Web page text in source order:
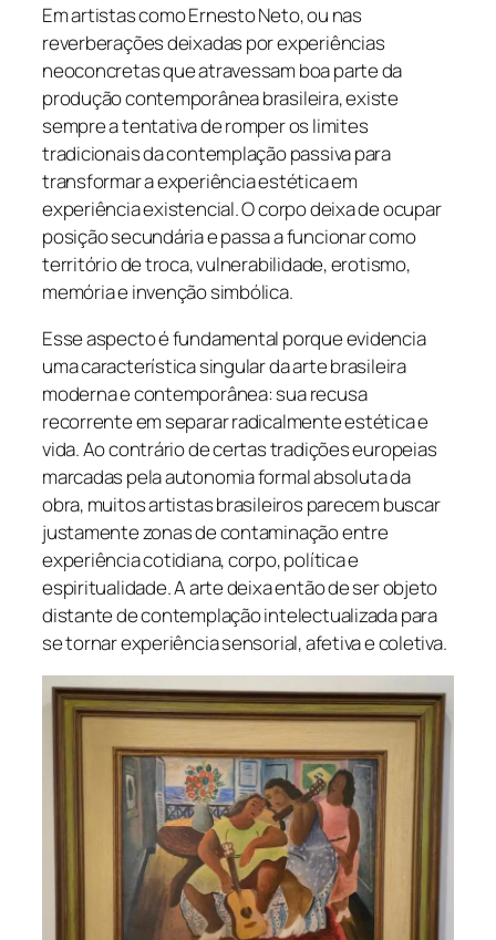
Em artistas como Ernesto Neto, ou nas
reverberações deixadas por experiências
neoconcretas que atravessam boa parte da
produção contemporânea brasileira, existe
sempre a tentativa de romper os limites
tradicionais da contemplação passiva para
transformar a experiência estética em
experiência existencial. O corpo deixa de ocupar
posição secundária e passa a funcionar como
território de troca, vulnerabilidade, erotismo,
memória e invenção simbólica.
Esse aspecto é fundamental porque evidencia
uma característica singular da arte brasileira
moderna e contemporânea: sua recusa
recorrente em separar radicalmente estética e
vida. Ao contrário de certas tradições europeias
marcadas pela autonomia formal absoluta da
obra, muitos artistas brasileiros parecem buscar
justamente zonas de contaminação entre
experiência cotidiana, corpo, política e
espiritualidade. A arte deixa então de ser objeto
distante de contemplação intelectualizada para
se tornar experiência sensorial, afetiva e coletiva.